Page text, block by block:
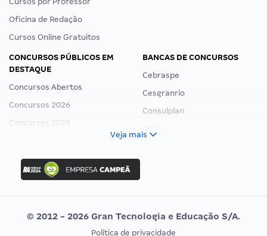
Oficina de Redação
Cursos Online Gratuitos
CONCURSOS PÚBLICOS EM
DESTAQUE
Concursos Abertos
Concursos 2026
Concursos 2025
Concurso Ibama
Concurso MPU
Editais publicados
BANCAS DE CONCURSOS
Cebraspe
Cesgranrio
Consulplan
Vunesp
Veja mais
© 2012 - 2026 Gran Tecnologia e Educação S/A.
Política de privacidade